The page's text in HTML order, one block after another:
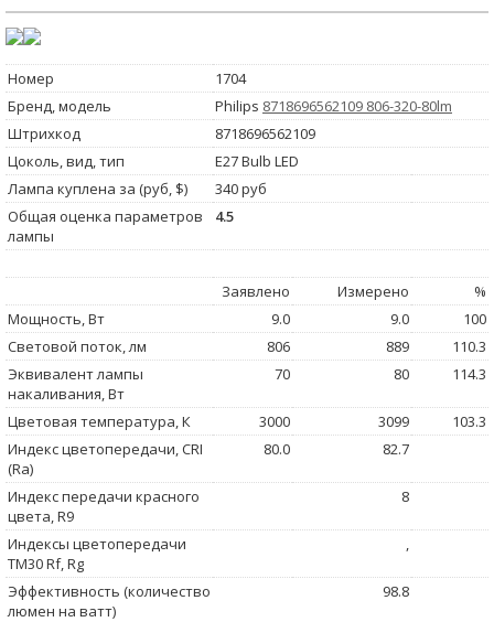
Номер
1704
Бренд, модель
Philips 8718696562109 806-320-80lm
Штрихкод
8718696562109
Цоколь, вид, тип
E27 Bulb LED
Лампа куплена за (руб, $)
340 руб
Общая оценка параметров
лампы
4.5
Заявлено Измерено
%
Мощность, Вт
9.0 9.0
100
Световой поток, лм
806 889
110.3
Эквивалент лампы
накаливания, Вт
70 80 114.3
Цветовая температура, К 3000 3099
103.3
Индекс цветопередачи, CRI
(Ra)
80.0 82.7
Индекс передачи красного
цвета, R9
8
Индексы цветопередачи
TM30 Rf, Rg
,
Эффективность (количество
люмен на ватт)
98.8